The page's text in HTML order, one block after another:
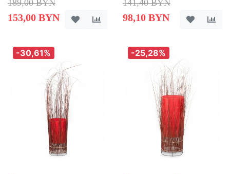
189,00 BYN
153,00 BYN
141,40 BYN
98,10 BYN
-30,61% -25,28%